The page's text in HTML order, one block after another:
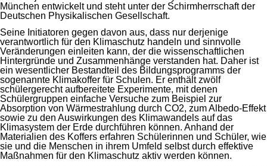
München entwickelt und steht unter der Schirmherrschaft der
Deutschen Physikalischen Gesellschaft.
Seine Initiatoren gegen davon aus, dass nur derjenige
verantwortlich für den Klimaschutz handeln und sinnvolle
Veränderungen einleiten kann, der die wissenschaftlichen
Hintergründe und Zusammenhänge verstanden hat. Daher ist
ein wesentlicher Bestandteil des Bildungsprogramms der
sogenannte Klimakoffer für Schulen. Er enthält zwölf
schülergerecht aufbereitete Experimente, mit denen
Schülergruppen einfache Versuche zum Beispiel zur
Absorption von Wärmestrahlung durch CO2, zum Albedo-Effekt
sowie zu den Auswirkungen des Klimawandels auf das
Klimasystem der Erde durchführen können. Anhand der
Materialien des Koffers erfahren Schülerinnen und Schüler, wie
sie und die Menschen in ihrem Umfeld selbst durch effektive
Maßnahmen für den Klimaschutz aktiv werden können.